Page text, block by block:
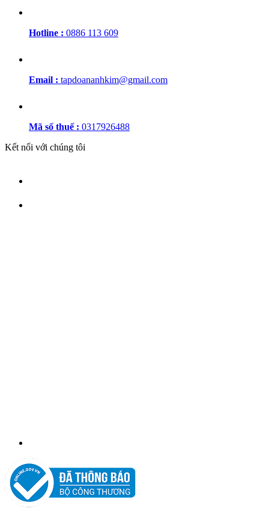
Hotline : 0886 113 609
Email : tapdoananhkim@gmail.com
Mã số thuế : 0317926488
Kết nối với chúng tôi